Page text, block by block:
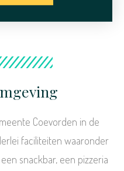
Coevorden in de
faciliteiten waaronder
snackbar, een pizzeria